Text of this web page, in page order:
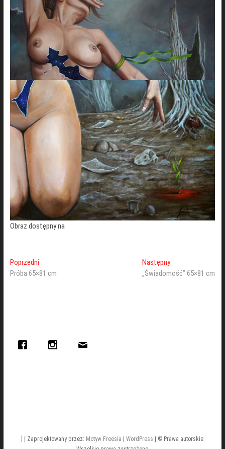
Obraz dostępny na
Poprzedni
Próba 65×81 cm
Następny
„Świadomość” 65×81 cm
| Zaprojektowany przez: Motyw Freesia |WordPress
| © Prawa autorskie